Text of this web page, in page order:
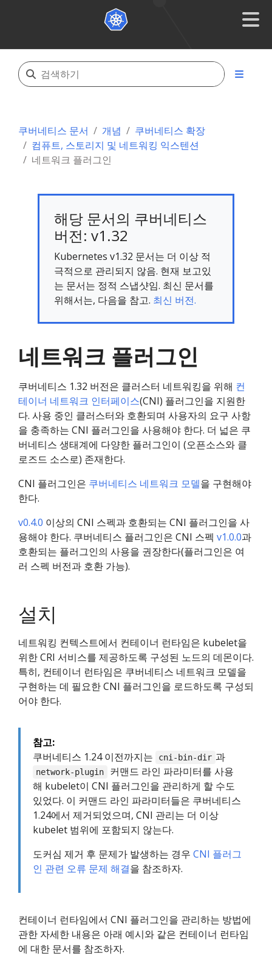
쿠버네티스 문서 개념
쿠버네티스 확장
컴퓨트, 스토리지 및 네트워킹 익스텐션
네트워크 플러그인
해당 문서의 쿠버네티스
버전: v1.32
Kubernetes v1.32 문서는 더 이상 적
극적으로 관리되지 않음. 현재 보고있
는 문서는 정적 스냅샷임. 최신 문서를
위해서는, 다음을 참고. 최신 버전.
네트워크 플러그인
쿠버네티스 1.32 버전은 클러스터 네트워킹을 위해 컨
테이너 네트워크 인터페이스(CNI) 플러그인을 지원한
다. 사용 중인 클러스터와 호환되며 사용자의 요구 사항
을 충족하는 CNI 플러그인을 사용해야 한다. 더 넓은 쿠
버네티스 생태계에 다양한 플러그인이 (오픈소스와 클
로즈드 소스로) 존재한다.
CNI 플러그인은 쿠버네티스 네트워크 모델을 구현해야
한다.
v0.4.0 이상의 CNI 스펙과 호환되는 CNI 플러그인을 사
용해야 한다. 쿠버네티스 플러그인은 CNI 스펙 v1.0.0과
호환되는 플러그인의 사용을 권장한다(플러그인은 여
러 스펙 버전과 호환 가능).
설치
네트워킹 컨텍스트에서 컨테이너 런타임은 kubelet을
위한 CRI 서비스를 제공하도록 구성된 노드의 데몬이다.
특히, 컨테이너 런타임은 쿠버네티스 네트워크 모델을
구현하는 데 필요한 CNI 플러그인을 로드하도록 구성되
어야 한다.
참고:
쿠버네티스 1.24 이전까지는
cni-bin-dir 과
network-plugin
커맨드 라인 파라미터를 사용
해 kubelet이 CNI 플러그인을 관리하게 할 수도
있었다. 이 커맨드 라인 파라미터들은 쿠버네티스
1.24에서 제거되었으며, CNI 관리는 더 이상
kubelet 범위에 포함되지 않는다.
도커심 제거 후 문제가 발생하는 경우 CNI 플러그
인 관련 오류 문제 해결을 참조하자.
컨테이너 런타임에서 CNI 플러그인을 관리하는 방법에
관한 자세한 내용은 아래 예시와 같은 컨테이너 런타임
에 대한 문서를 참조하자.